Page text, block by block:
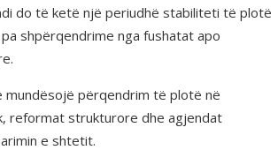
do të ketë një periudhë stabiliteti të plotë
shpërqendrime nga fushatat apo
mundësojë përqendrim të plotë në
reformat strukturore dhe agjendat
e shtetit.